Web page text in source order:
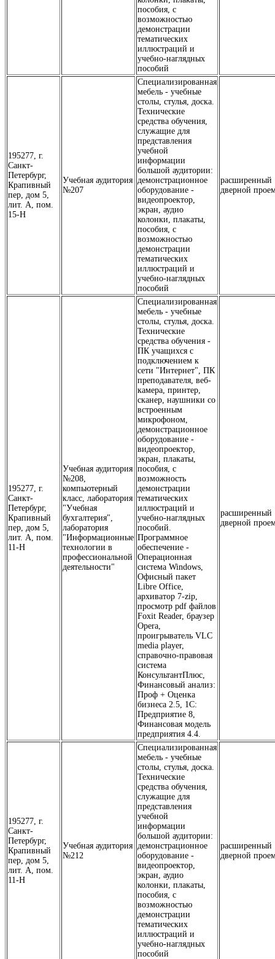
пособия, с
возможностью
демонстрации
тематических
иллюстраций и
учебно-наглядных
пособий
195277, г.
Санкт-
Петербург,
Крапивный
пер, дом 5,
лит. А, пом.
15-Н
Учебная аудитория
№207
Специализированная
мебель - учебные
столы, стулья, доска.
Технические
средства обучения,
служащие для
представления
учебной
информации
большой аудитории:
демонстрационное
оборудование -
видеопроектор,
экран, аудио
колонки, плакаты,
пособия, с
возможностью
демонстрации
тематических
иллюстраций и
учебно-наглядных
пособий
расширенный
дверной
195277, г.
Санкт-
Петербург,
Крапивный
пер, дом 5,
лит. А, пом.
11-Н
Учебная аудитория
№208,
компьютерный
класс, лаборатория
"Учебная
бухгалтерия",
лаборатория
"Информационные
технологии в
профессиональной
деятельности"
Специализированная
мебель - учебные
столы, стулья, доска.
Технические
средства обучения -
ПК учащихся с
подключением к
сети "Интернет", ПК
преподавателя, веб-
камера, принтер,
сканер, наушники со
встроенным
микрофоном,
демонстрационное
оборудование -
видеопроектор,
экран, плакаты,
пособия, с
возможность
демонстрации
тематических
иллюстраций и
учебно-наглядных
пособий.
Программное
обеспечение -
Операционная
система Windows,
Офисный пакет
Libre Office,
архиватор 7-zip,
просмотр pdf файлов
Foxit Reader, браузер
Opera,
проигрыватель VLC
media player,
справочно-правовая
система
КонсультантПлюс,
Финансовый анализ:
Проф + Оценка
бизнеса 2.5, 1С:
Предприятие 8,
Финансовая модель
предприятия 4.4.
расширенный
дверной
195277, г.
Санкт-
Петербург,
Крапивный
пер, дом 5,
лит. А, пом.
11-Н
Учебная аудитория
№212
Специализированная
мебель - учебные
столы, стулья, доска.
Технические
средства обучения,
служащие для
представления
учебной
информации
большой аудитории:
демонстрационное
оборудование -
видеопроектор,
экран, аудио
колонки, плакаты,
пособия, с
возможностью
демонстрации
тематических
иллюстраций и
учебно-наглядных
пособий
расширенный
дверной